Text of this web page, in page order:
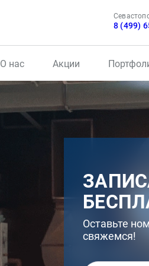
8 (499)
О нас Акции
Оставьте
свяжемся!